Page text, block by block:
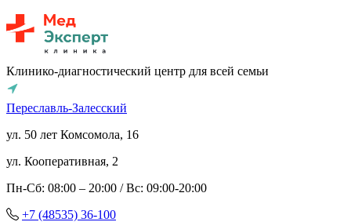
Клинико-диагностический центр для всей семьи
Переславль-Залесский
ул. 50 лет Комсомола, 16
ул. Кооперативная, 2
Пн-Сб: 08:00 – 20:00 / Вс: 09:00-20:00
+7 (48535) 36-100